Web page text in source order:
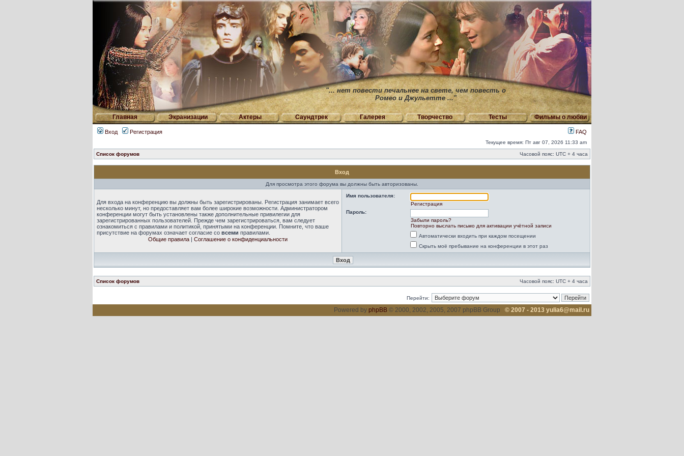
"... нет повести печальнее на свете, чем повесть о
Ромео и Джульетте ..."
Главная Экранизации Актеры Саундтрек Галерея Творчество Тесты Фильмы о любви
Вход Регистрация FAQ
Текущее время: Пт авг 07, 2026 11:33 am
Список форумов Часовой пояс: UTC + 4 часа
Вход
Для просмотра этого форума вы должны быть авторизованы.
Для входа на конференцию вы должны быть зарегистрированы. Регистрация занимает всего
несколько минут, но предоставляет вам более широкие возможности. Администратором
конференции могут быть установлены также дополнительные привилегии для
зарегистрированных пользователей. Прежде чем зарегистрироваться, вам следует
ознакомиться с правилами и политикой, принятыми на конференции. Помните, что ваше
присутствие на форумах означает согласие со всеми правилами.
Общие правила | Соглашение о конфиденциальности
Имя пользователя:
Регистрация
Пароль:
Забыли пароль?
Повторно выслать письмо для активации учётной записи
Автоматически входить при каждом посещении
Скрыть моё пребывание на конференции в этот раз
Список форумов Часовой пояс: UTC + 4 часа
Перейти:
Powered by phpBB © 2000, 2002, 2005, 2007 phpBB Group © 2007 - 2013 yulia6@mail.ru